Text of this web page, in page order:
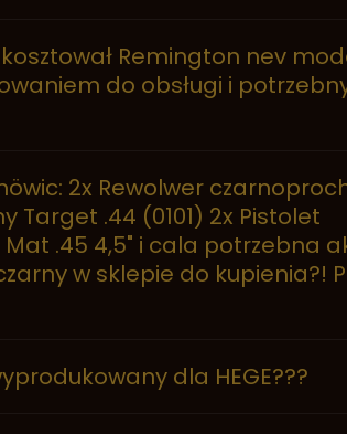
Remington nev
do obsługi i
2x Rewolwer
Target .44 (0101) 2x Pistolet
.45 4,5" i cala potrzebna
w sklepie do kupienia?!
dla HEGE???